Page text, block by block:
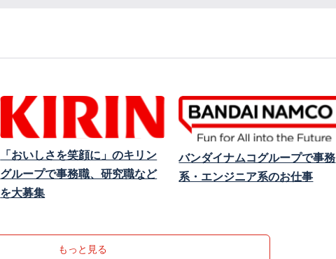
「おいしさを笑顔に」のキリン
グループで事務職、研究職など
を大募集
バンダイナムコグループで事務
系・エンジニア系のお仕事
もっと見る